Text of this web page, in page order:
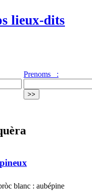
lieux-dits
Prenoms :
blanc : aubépine